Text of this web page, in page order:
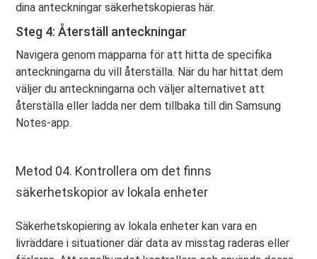
dina anteckningar säkerhetskopieras här.
Steg 4: Återställ anteckningar
Navigera genom mapparna för att hitta de specifika
anteckningarna du vill återställa. När du har hittat dem
väljer du anteckningarna och väljer alternativet att
återställa eller ladda ner dem tillbaka till din Samsung
Notes-app.
Metod 04. Kontrollera om det finns
säkerhetskopior av lokala enheter
Säkerhetskopiering av lokala enheter kan vara en
livräddare i situationer där data av misstag raderas eller